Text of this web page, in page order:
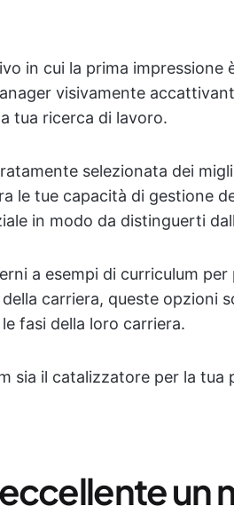
in cui la prima impressione
visivamente
tua ricerca di lavoro.
selezionata dei
le tue capacità di gestione
in modo da distinguerti
a esempi di curriculum
carriera, queste opzioni
fasi della loro carriera.
sia il catalizzatore per la
un